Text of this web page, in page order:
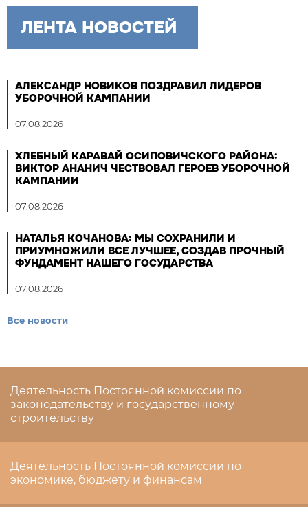
ЛЕНТА НОВОСТЕЙ
АЛЕКСАНДР НОВИКОВ ПОЗДРАВИЛ ЛИДЕРОВ
УБОРОЧНОЙ КАМПАНИИ
07.08.2026
ХЛЕБНЫЙ КАРАВАЙ ОСИПОВИЧСКОГО РАЙОНА:
ВИКТОР АНАНИЧ ЧЕСТВОВАЛ ГЕРОЕВ УБОРОЧНОЙ
КАМПАНИИ
07.08.2026
НАТАЛЬЯ КОЧАНОВА: МЫ СОХРАНИЛИ И
ПРИУМНОЖИЛИ ВСЕ ЛУЧШЕЕ, СОЗДАВ ПРОЧНЫЙ
ФУНДАМЕНТ НАШЕГО ГОСУДАРСТВА
07.08.2026
Все новости
Деятельность Постоянной комиссии по
законодательству и государственному
строительству
Деятельность Постоянной комиссии по
экономике, бюджету и финансам